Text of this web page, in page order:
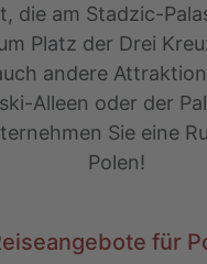
die am Stadzic-
Platz der Drei
andere
Alleen oder der
Sie eine
Polen!
für